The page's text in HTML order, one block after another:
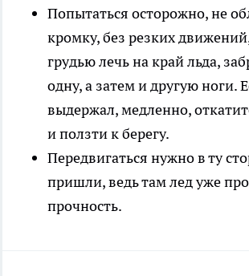
Попытаться осторожно, не
кромку, без резких
грудью лечь на край льда,
одну, а затем и другую ноги.
выдержал, медленно,
и ползти к берегу.
Передвигаться нужно в ту
пришли, ведь там лед уже
прочность.